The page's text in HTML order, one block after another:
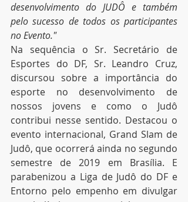
desenvolvimento do JUDÔ e também
pelo sucesso de todos os participantes
no Evento."
Na sequência o Sr. Secretário de
Esportes do DF, Sr. Leandro Cruz,
discursou sobre a importância do
esporte no desenvolvimento de
nossos jovens e como o Judô
contribui nesse sentido. Destacou o
evento internacional, Grand Slam de
Judô, que ocorrerá ainda no segundo
semestre de 2019 em Brasília. E
parabenizou a Liga de Judô do DF e
Entorno pelo empenho em divulgar